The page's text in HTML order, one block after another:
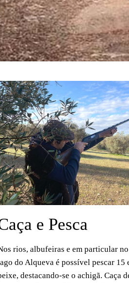
e Pesca
rios, albufeiras e em particular
do Alqueva é possível pescar 15
destacando-se o achigã. Caça